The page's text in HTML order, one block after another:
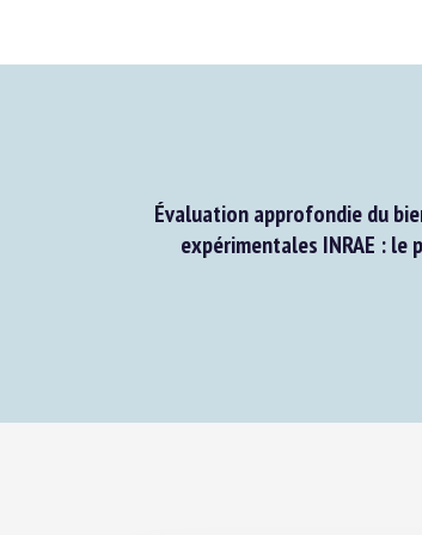
Évaluation approfondie du
expérimentales INRAE :